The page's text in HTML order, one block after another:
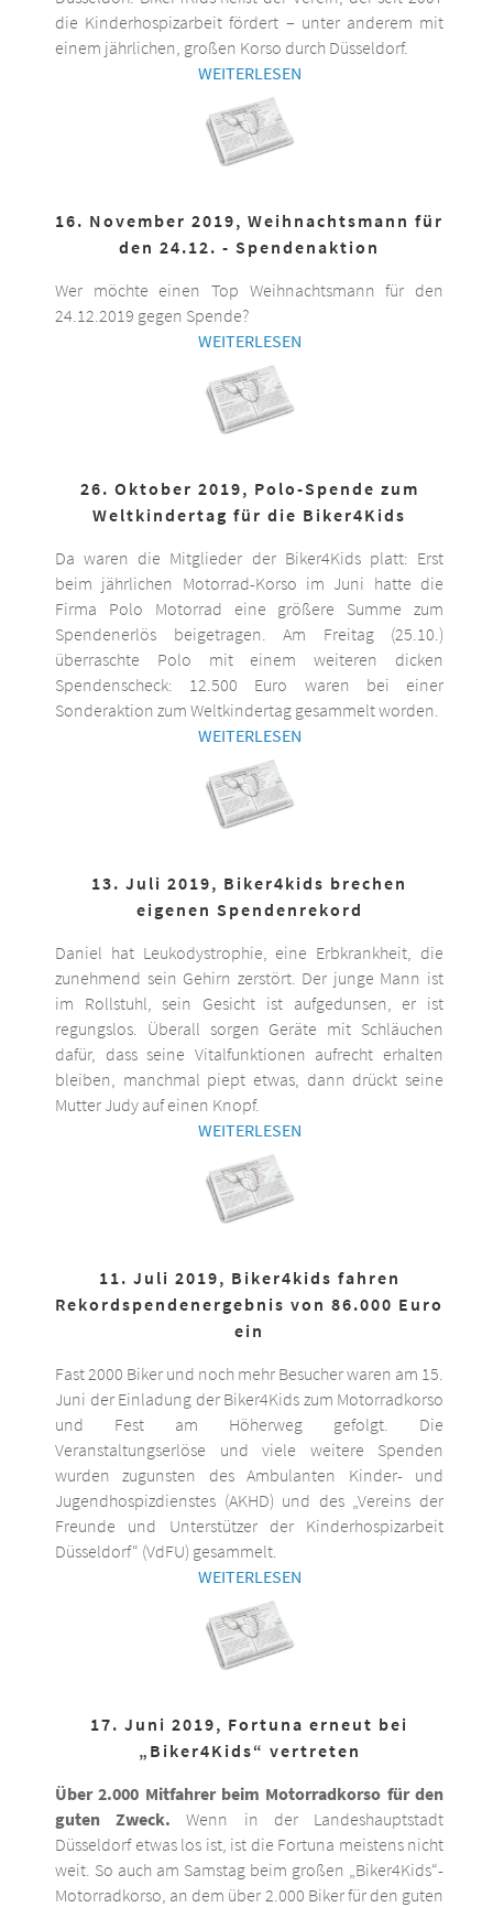
die Kinderhospizarbeit fördert – unter anderem mit
einem jährlichen, großen Korso durch Düsseldorf.
WEITERLESEN
16. November 2019, Weihnachtsmann für
den 24.12. - Spendenaktion
Wer möchte einen Top Weihnachtsmann für den
24.12.2019 gegen Spende?
WEITERLESEN
26. Oktober 2019, Polo-Spende zum
Weltkindertag für die Biker4Kids
Da waren die Mitglieder der Biker4Kids platt: Erst
beim jährlichen Motorrad-Korso im Juni hatte die
Firma Polo Motorrad eine größere Summe zum
Spendenerlös beigetragen. Am Freitag (25.10.)
überraschte Polo mit einem weiteren dicken
Spendenscheck: 12.500 Euro waren bei einer
Sonderaktion zum Weltkindertag gesammelt worden.
WEITERLESEN
13. Juli 2019, Biker4kids brechen
eigenen Spendenrekord
Daniel hat Leukodystrophie, eine Erbkrankheit, die
zunehmend sein Gehirn zerstört. Der junge Mann ist
im Rollstuhl, sein Gesicht ist aufgedunsen, er ist
regungslos. Überall sorgen Geräte mit Schläuchen
dafür, dass seine Vitalfunktionen aufrecht erhalten
bleiben, manchmal piept etwas, dann drückt seine
Mutter Judy auf einen Knopf.
WEITERLESEN
11. Juli 2019, Biker4kids fahren
Rekordspendenergebnis von 86.000 Euro
ein
Fast 2000 Biker und noch mehr Besucher waren am 15.
Juni der Einladung der Biker4Kids zum Motorradkorso
und Fest am Höherweg gefolgt. Die
Veranstaltungserlöse und viele weitere Spenden
wurden zugunsten des Ambulanten Kinder- und
Jugendhospizdienstes (AKHD) und des „Vereins der
Freunde und Unterstützer der Kinderhospizarbeit
Düsseldorf“ (VdFU) gesammelt.
WEITERLESEN
17. Juni 2019, Fortuna erneut bei
„Biker4Kids“ vertreten
Über 2.000 Mitfahrer beim Motorradkorso für den
guten Zweck. Wenn in der Landeshauptstadt
Düsseldorf etwas los ist, ist die Fortuna meistens nicht
weit. So auch am Samstag beim großen „Biker4Kids“-
Motorradkorso, an dem über 2.000 Biker für den guten